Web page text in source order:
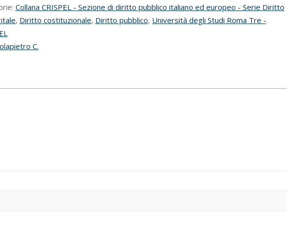
Collana CRISPEL - Sezione di diritto pubblico italiano ed europeo - Serie Diritto
, Diritto costituzionale, Diritto pubblico, Università degli Studi Roma Tre -
C.